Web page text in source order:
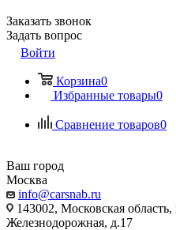
Заказать звонок
Задать вопрос
Войти
Корзина0
Избранные товары0
Сравнение товаров0
Ваш город
Москва
info@carsnab.ru
143002, Московская
Железнодорожная, д.17